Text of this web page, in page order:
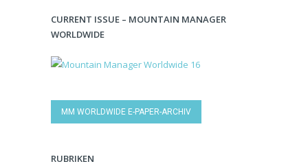
CURRENT ISSUE – MOUNTAIN MANAGER
WORLDWIDE
MM WORLDWIDE E-PAPER-ARCHIV
RUBRIKEN